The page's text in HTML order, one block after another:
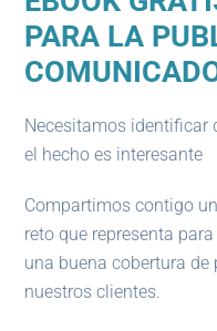
PARA LA
Necesitamos identificar
el hecho es interesante
Compartimos contigo
reto que representa
una buena cobertura
nuestros clientes.